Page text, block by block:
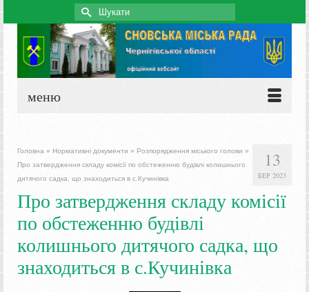
Search
for:
меню
13
БЕР 2023
Головна » Нормативні документи » Розпорядження міського голови »
Про затвердження складу комісії по обстеженню будівлі колишнього
дитячого садка, що знаходиться в с.Кучинівка
Про затвердження складу комісії
по обстеженню будівлі
колишнього дитячого садка, що
знаходиться в с.Кучинівка